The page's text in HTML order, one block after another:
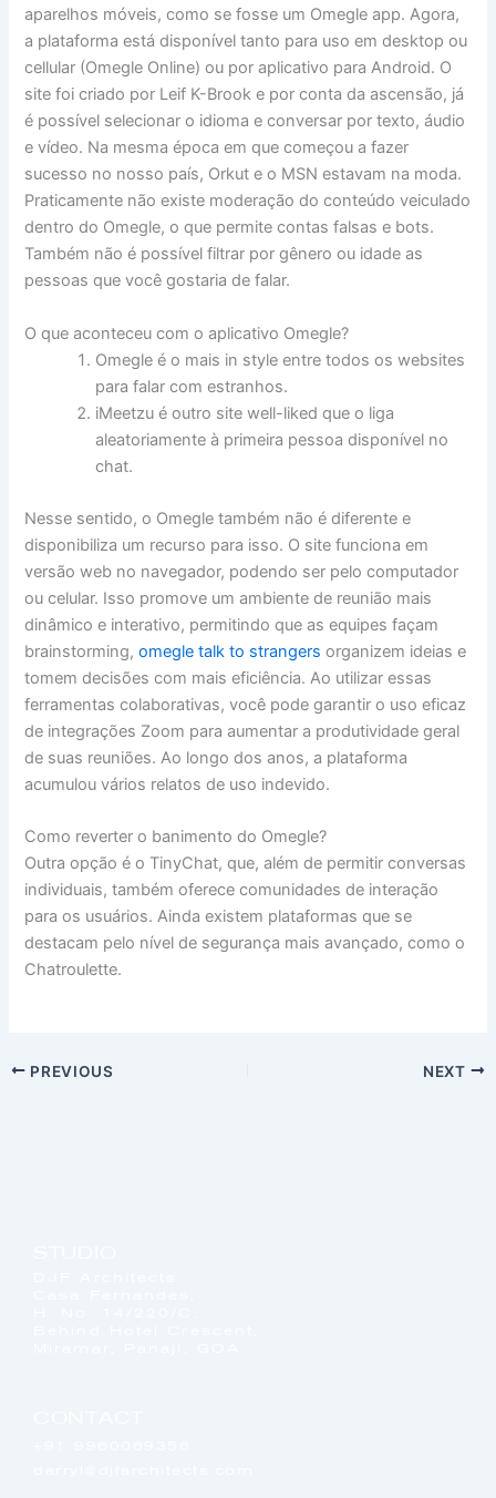
aparelhos móveis, como se fosse um Omegle app. Agora,
a plataforma está disponível tanto para uso em desktop ou
cellular (Omegle Online) ou por aplicativo para Android. O
site foi criado por Leif K-Brook e por conta da ascensão, já
é possível selecionar o idioma e conversar por texto, áudio
e vídeo. Na mesma época em que começou a fazer
sucesso no nosso país, Orkut e o MSN estavam na moda.
Praticamente não existe moderação do conteúdo veiculado
dentro do Omegle, o que permite contas falsas e bots.
Também não é possível filtrar por gênero ou idade as
pessoas que você gostaria de falar.
O que aconteceu com o aplicativo Omegle?
Omegle é o mais in style entre todos os websites
para falar com estranhos.
iMeetzu é outro site well-liked que o liga
aleatoriamente à primeira pessoa disponível no
chat.
Nesse sentido, o Omegle também não é diferente e
disponibiliza um recurso para isso. O site funciona em
versão web no navegador, podendo ser pelo computador
ou celular. Isso promove um ambiente de reunião mais
dinâmico e interativo, permitindo que as equipes façam
brainstorming,omegle talk to strangers organizem ideias e
tomem decisões com mais eficiência. Ao utilizar essas
ferramentas colaborativas, você pode garantir o uso eficaz
de integrações Zoom para aumentar a produtividade geral
de suas reuniões. Ao longo dos anos, a plataforma
acumulou vários relatos de uso indevido.
Como reverter o banimento do Omegle?
Outra opção é o TinyChat, que, além de permitir conversas
individuais, também oferece comunidades de interação
para os usuários. Ainda existem plataformas que se
destacam pelo nível de segurança mais avançado, como o
Chatroulette.
PREVIOUS NEXT